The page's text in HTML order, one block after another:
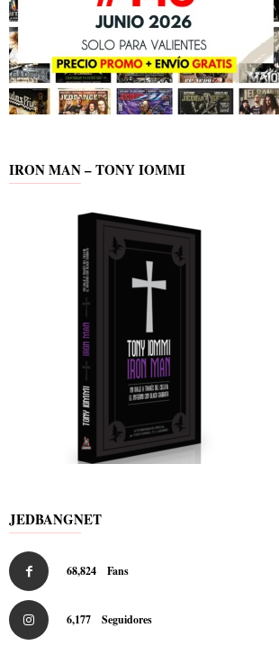
IRON MAN – TONY IOMMI
JEDBANGNET
68,824 Fans
6,177 Seguidores